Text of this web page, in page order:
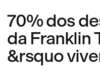
70% dos
da Franklin
&rsquo